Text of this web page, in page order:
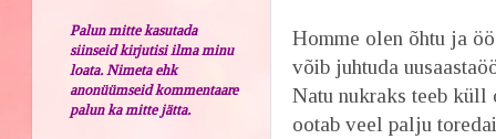
Homme olen õhtu ja
võib juhtuda
Natu nukraks teeb küll
ootab veel palju
Palun mitte kasutada
siinseid kirjutisi ilma minu
loata. Nimeta ehk
anonüümseid kommentaare
palun ka mitte jätta.